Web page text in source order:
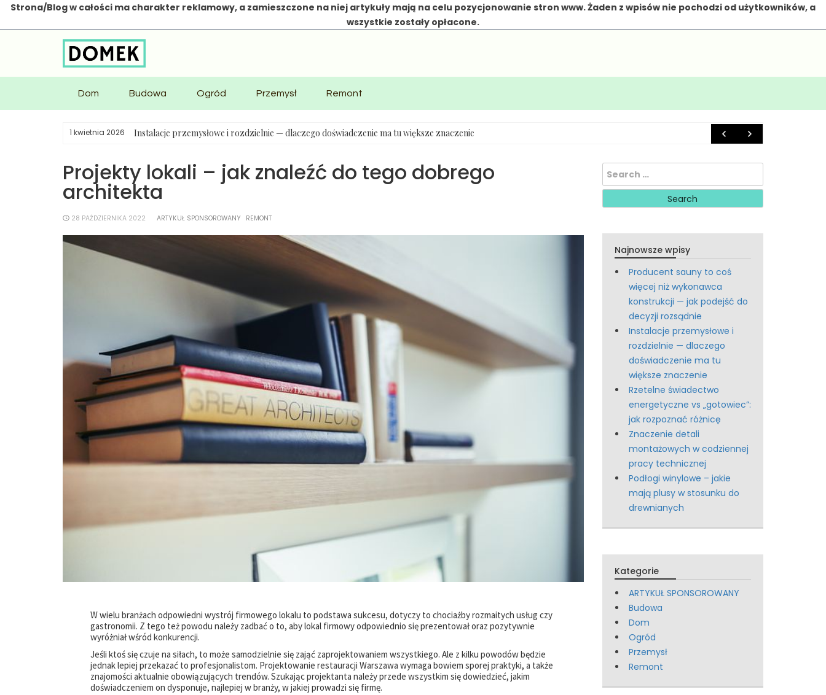
Strona/Blog w całości ma charakter reklamowy, a zamieszczone na niej artykuły mają na celu pozycjonowanie stron www. Żaden z wpisów nie pochodzi od użytkowników, a
wszystkie zostały opłacone.
Dom Budowa Ogród Przemysł Remont
1 kwietnia 2026 Instalacje przemysłowe i rozdzielnie — dlaczego doświadczenie ma tu większe znaczenie
Projekty lokali – jak znaleźć do tego dobrego
architekta
28 PAŹDZIERNIKA 2022 ARTYKUŁ SPONSOROWANY REMONT
W wielu branżach odpowiedni wystrój firmowego lokalu to podstawa sukcesu, dotyczy to chociażby rozmaitych usług czy
gastronomii. Z tego też powodu należy zadbać o to, aby lokal firmowy odpowiednio się prezentował oraz pozytywnie
wyróżniał wśród konkurencji.
Jeśli ktoś się czuje na siłach, to może samodzielnie się zająć zaprojektowaniem wszystkiego. Ale z kilku powodów będzie
jednak lepiej przekazać to profesjonalistom. Projektowanie restauracji Warszawa wymaga bowiem sporej praktyki, a także
znajomości aktualnie obowiązujących trendów. Szukając projektanta należy przede wszystkim się dowiedzieć, jakim
doświadczeniem on dysponuje, najlepiej w branży, w jakiej prowadzi się firmę.
Search
for:
Najnowsze wpisy
Producent sauny to coś
więcej niż wykonawca
konstrukcji — jak podejść do
decyzji rozsądnie
Instalacje przemysłowe i
rozdzielnie — dlaczego
doświadczenie ma tu
większe znaczenie
Rzetelne świadectwo
energetyczne vs „gotowiec”:
jak rozpoznać różnicę
Znaczenie detali
montażowych w codziennej
pracy technicznej
Podłogi winylowe – jakie
mają plusy w stosunku do
drewnianych
Kategorie
ARTYKUŁ SPONSOROWANY
Budowa
Dom
Ogród
Przemysł
Remont